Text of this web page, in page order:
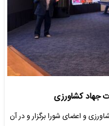
جهاد کشاورزی
و اعضای شورا برگزار و در آن